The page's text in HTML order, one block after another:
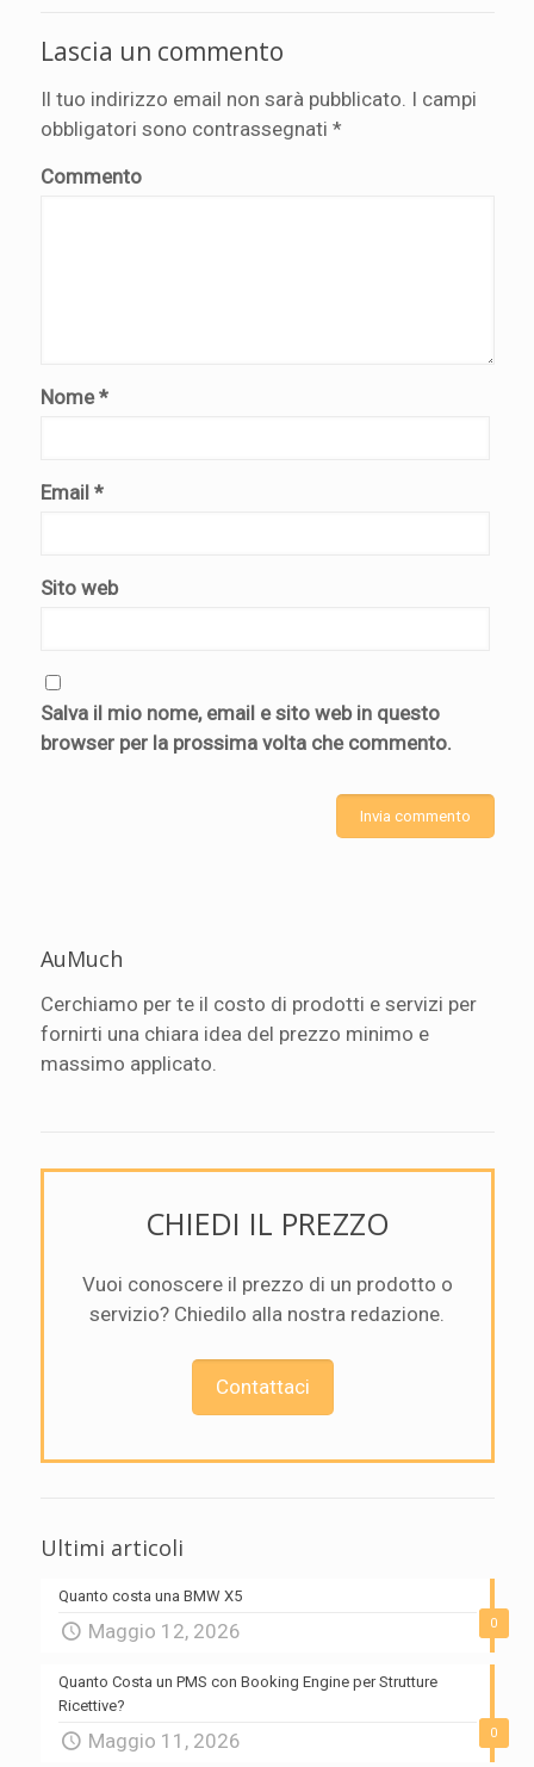
Lascia un commento
Il tuo indirizzo email non sarà pubblicato. I campi
obbligatori sono contrassegnati *
Commento
Nome*
Email *
Sito web
Salva il mio nome, email e sito web in questo
browser per la prossima volta che commento.
AuMuch
Cerchiamo per te il costo di prodotti e servizi per
fornirti una chiara idea del prezzo minimo e
massimo applicato.
CHIEDI IL PREZZO
Vuoi conoscere il prezzo di un prodotto o
servizio? Chiedilo alla nostra redazione.
Contattaci
Ultimi articoli
0
Quanto costa una BMW X5
Maggio 12, 2026
0
Quanto Costa un PMS con Booking Engine per Strutture
Ricettive?
Maggio 11, 2026